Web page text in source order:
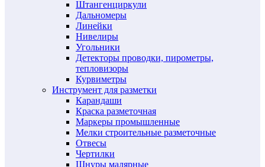
Штангенциркули
Дальномеры
Линейки
Нивелиры
Угольники
Детекторы проводки, пирометры,
тепловизоры
Курвиметры
Инструмент для разметки
Карандаши
Краска разметочная
Маркеры промышленные
Мелки строительные разметочные
Отвесы
Чертилки
Шнуры малярные